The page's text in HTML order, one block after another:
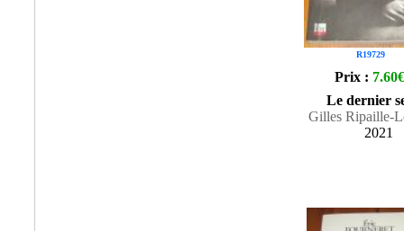
R19729
Prix : 7.60€
Le dernier
Gilles Ripaille-
2021